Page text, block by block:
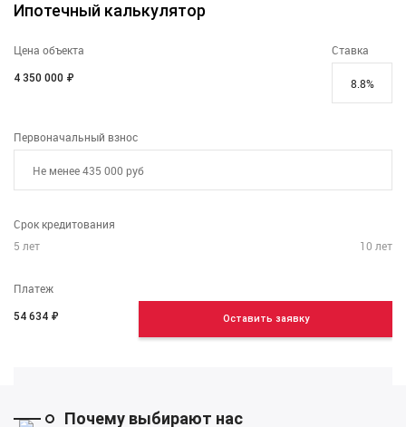
Ипотечный калькулятор
Цена объекта
4 350 000 ₽
Ставка
Первоначальный взнос
Срок кредитования
5 лет 10 лет
Платеж
54 634 ₽ Оставить заявку
Почему выбирают нас